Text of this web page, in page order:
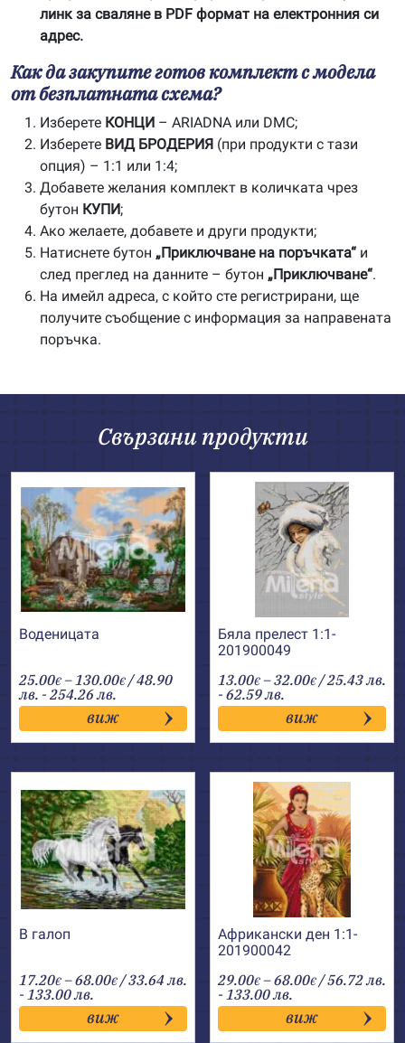
линк за сваляне в PDF формат на електронния си
адрес.
Как да закупите готов комплект с модела
от безплатната схема?
Изберете КОНЦИ – ARIADNA или DMC;
Изберете ВИД БРОДЕРИЯ (при продукти с тази
опция) – 1:1 или 1:4;
Добавете желания комплект в количката чрез
бутон КУПИ;
Ако желаете, добавете и други продукти;
Натиснете бутон „Приключване на поръчката“ и
след преглед на данните – бутон „Приключване“.
На имейл адреса, с който сте регистрирани, ще
получите съобщение с информация за направената
поръчка.
Свързани продукти
Воденицата
25.00€ –130.00€Price
range:
25.00€
through
130.00€
/ 48.90
лв. - 254.26 лв.
виж
Бяла прелест 1:1-
201900049
13.00€ –32.00€Price
range:
13.00€
through
32.00€
/ 25.43 лв.
- 62.59 лв.
виж
В галоп
17.20€ –68.00€Price
range:
17.20€
through
68.00€
/ 33.64 лв.
- 133.00 лв.
виж
Африкански ден 1:1-
201900042
29.00€ –68.00€Price
range:
29.00€
through
68.00€
/ 56.72 лв.
- 133.00 лв.
виж